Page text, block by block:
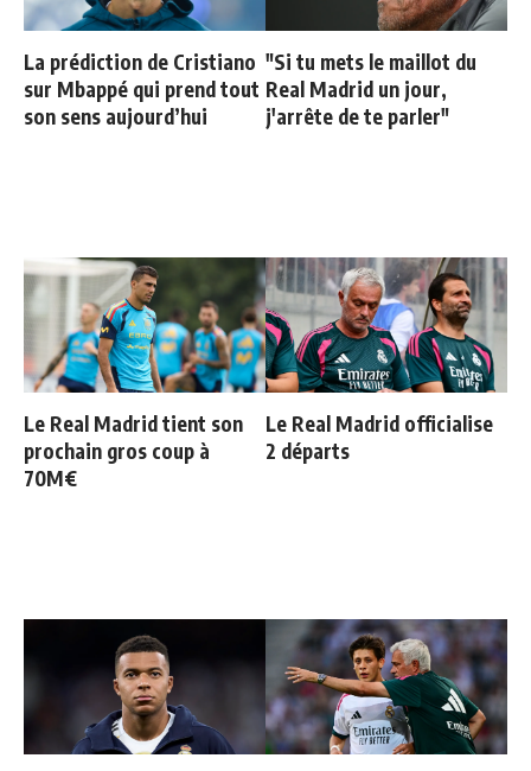
La prédiction de Cristiano
sur Mbappé qui prend tout
son sens aujourd’hui
"Si tu mets le maillot du
Real Madrid un jour,
j'arrête de te parler"
Le Real Madrid tient son
prochain gros coup à
70M€
Le Real Madrid officialise
2 départs